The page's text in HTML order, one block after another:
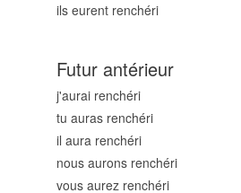
ils eurent renchéri
Futur antérieur
j'aurai renchéri
tu auras renchéri
il aura renchéri
nous aurons renchéri
vous aurez renchéri